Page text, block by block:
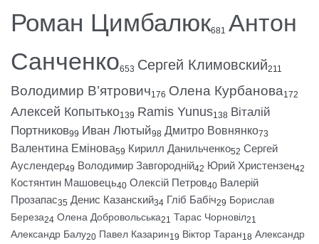
Роман Цимбалюк681 Антон
Санченко653 Сергей Климовский211
Володимир В’ятрович176 Олена Курбанова172
Алексей Копытько139 Ramis Yunus138 Віталій
Портников99 Иван Лютый98 Дмитро Вовнянко73
Валентина Емінова59 Кирилл Данильченко52 Сергей
Ауслендер49 Володимир Завгородній42 Юрий Христензен42
Костянтин Машовець40 Олексій Петров40 Валерій
Прозапас35 Денис Казанский34 Гліб Бабіч29 Борислав
Береза24 Олена Добровольська21 Тарас Чорновіл21
Александр Балу20 Павел Казарин19 Віктор Таран18 Александр